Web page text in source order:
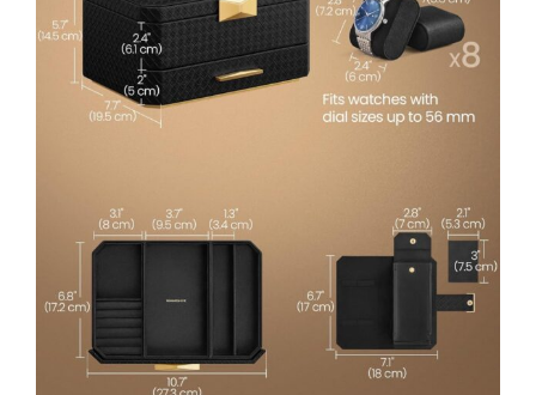
Iluminat
Articole sanatate
Radio cu ceas & portabile
Dulapuri dormitor
Mese toaleta si oglinzi
Noptiere
Mobila birou